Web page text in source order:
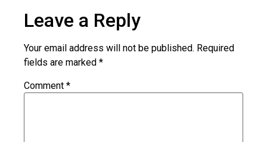
Leave a Reply
Your email address will not be published. Required
fields are marked *
Comment *